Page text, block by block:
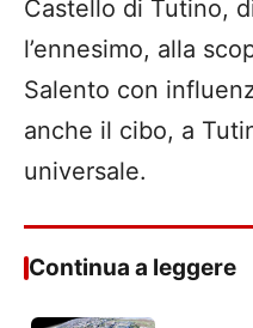
Castello di Tutino,
l’ennesimo, alla
Salento con
anche il cibo, a
universale.
Continua a leggere